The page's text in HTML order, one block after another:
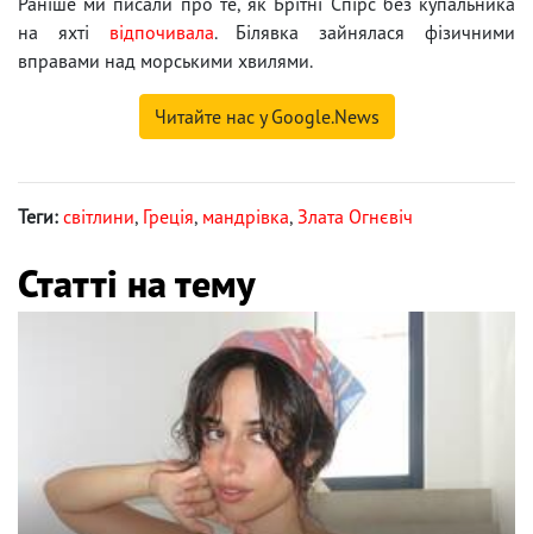
на яхті відпочивала. Білявка зайнялася фізичними
вправами над морськими хвилями.
Читайте нас у Google.News
Теги: світлини, Греція, мандрівка, Злата Огнєвіч
Статті на тему